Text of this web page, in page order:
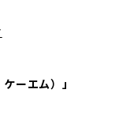
ーエム）」